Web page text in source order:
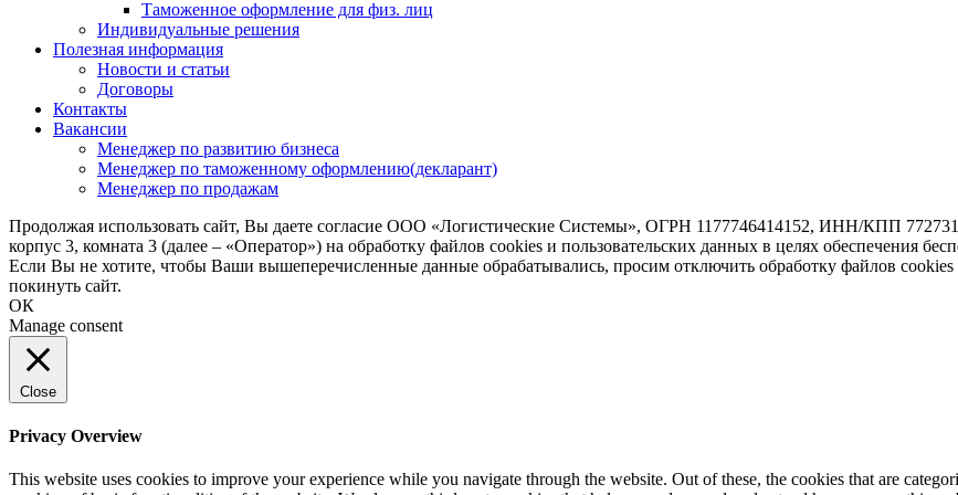
Таможенное оформление для физ. лиц
Индивидуальные решения
Полезная информация
Новости и статьи
Договоры
Контакты
Вакансии
Менеджер по развитию бизнеса
Менеджер по таможенному оформлению(декларант)
Менеджер по продажам
Продолжая использовать сайт, Вы даете согласие ООО «Логистические Системы», ОГРН 1177746414152, ИНН/КПП
корпус 3, комната 3 (далее – «Оператор») на обработку файлов cookies и пользовательских данных в целях обеспечения
Если Вы не хотите, чтобы Ваши вышеперечисленные данные обрабатывались, просим отключить обработку файлов cookies
покинуть сайт.
ОК
Manage consent
Close
Privacy Overview
This website uses cookies to improve your experience while you navigate through the website. Out of these, the cookies that are